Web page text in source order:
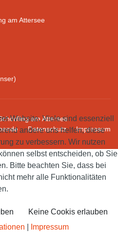
am Attersee
am Attersee
Datenschutz Impressum
Website. Viele sind essenziell
andere uns helfen, diese
zu verbessern. Wir nutzen
selbst entscheiden, ob Sie
Bitte beachten Sie, dass bei
mehr alle Funktionalitäten
Keine Cookis erlauben
Impressum